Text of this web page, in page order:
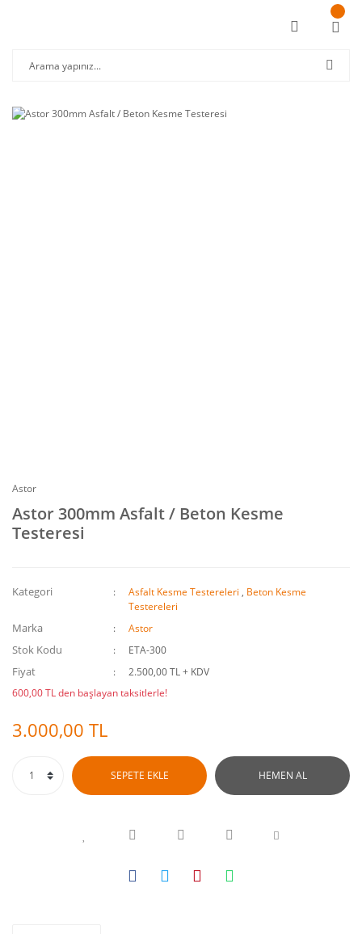
Astor
Astor 300mm Asfalt / Beton Kesme
Testeresi
Kategori Asfalt Kesme Testereleri , Beton Kesme
Testereleri
Marka Astor
Stok Kodu ETA-300
Fiyat
2.500,00 TL + KDV
600,00 TL den başlayan taksitlerle!
3.000,00 TL
SEPETE EKLE HEMEN AL